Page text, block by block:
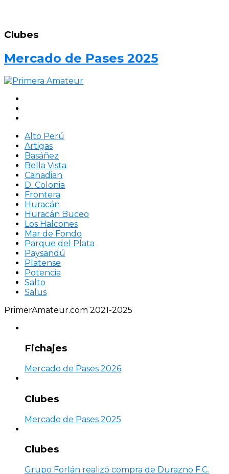
Clubes
Mercado de Pases 2025
Alto Perú
Artigas
Basáñez
Bella Vista
Canadian
D. Colonia
Frontera
Huracán
Huracán Buceo
Los Halcones
Mar de Fondo
Parque del Plata
Paysandú
Platense
Potencia
Salto
Salus
PrimerAmateur.com 2021-2025
Fichajes
Mercado de Pases 2026
Clubes
Mercado de Pases 2025
Clubes
Grupo Forlán realizó compra de Durazno F.C.